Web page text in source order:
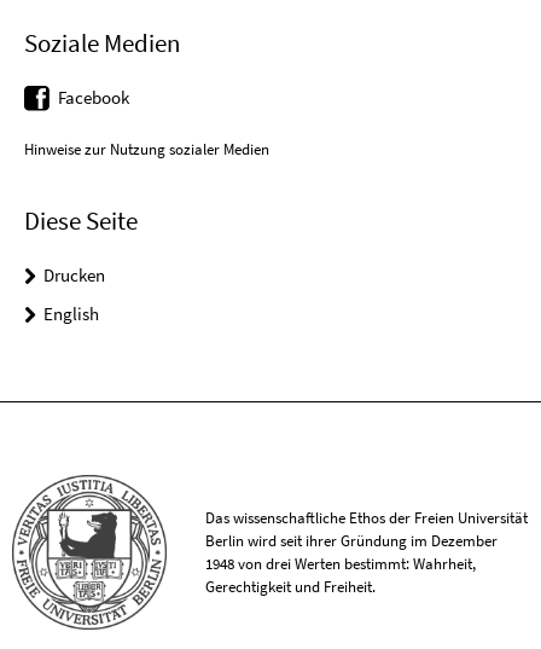
Soziale Medien
Facebook
Hinweise zur Nutzung sozialer Medien
Diese Seite
Drucken
English
Das wissenschaftliche Ethos der Freien Universität
Berlin wird seit ihrer Gründung im Dezember
1948 von drei Werten bestimmt: Wahrheit,
Gerechtigkeit und Freiheit.